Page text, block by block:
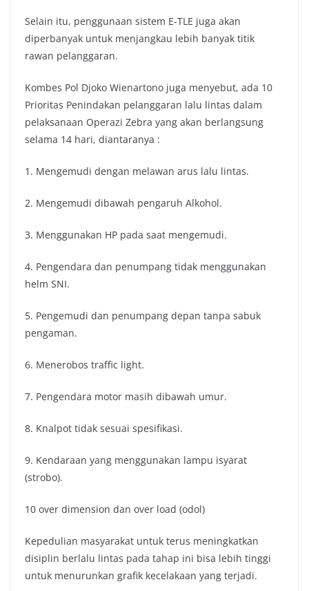
Selain itu, penggunaan sistem E-TLE juga akan
diperbanyak untuk menjangkau lebih banyak titik
rawan pelanggaran.
Kombes Pol Djoko Wienartono juga menyebut, ada 10
Prioritas Penindakan pelanggaran lalu lintas dalam
pelaksanaan Operazi Zebra yang akan berlangsung
selama 14 hari, diantaranya :
1. Mengemudi dengan melawan arus lalu lintas.
2. Mengemudi dibawah pengaruh Alkohol.
3. Menggunakan HP pada saat mengemudi.
4. Pengendara dan penumpang tidak menggunakan
helm SNI.
5. Pengemudi dan penumpang depan tanpa sabuk
pengaman.
6. Menerobos traffic light.
7. Pengendara motor masih dibawah umur.
8. Knalpot tidak sesuai spesifikasi.
9. Kendaraan yang menggunakan lampu isyarat
(strobo).
10 over dimension dan over load (odol)
Kepedulian masyarakat untuk terus meningkatkan
disiplin berlalu lintas pada tahap ini bisa lebih tinggi
untuk menurunkan grafik kecelakaan yang terjadi.